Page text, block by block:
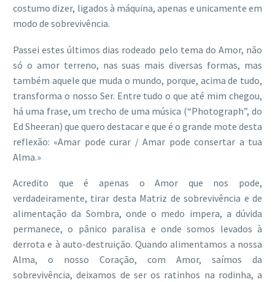
costumo dizer, ligados à máquina, apenas e unicamente em
modo de sobrevivência.
Passei estes últimos dias rodeado pelo tema do Amor, não
só o amor terreno, nas suas mais diversas formas, mas
também aquele que muda o mundo, porque, acima de tudo,
transforma o nosso Ser. Entre tudo o que até mim chegou,
há uma frase, um trecho de uma música (“Photograph”, do
Ed Sheeran) que quero destacar e que é o grande mote desta
reflexão: «Amar pode curar / Amar pode consertar a tua
Alma.»
Acredito que é apenas o Amor que nos pode,
verdadeiramente, tirar desta Matriz de sobrevivência e de
alimentação da Sombra, onde o medo impera, a dúvida
permanece, o pânico paralisa e onde somos levados à
derrota e à auto-destruição. Quando alimentamos a nossa
Alma, o nosso Coração, com Amor, saímos da
sobrevivência, deixamos de ser os ratinhos na rodinha, a